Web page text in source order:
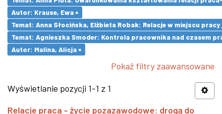
Autor: Krause, Ewa ×
Temat: Anna Słocińska, Elżbieta Robak: Relacje w miejscu
Temat: Agnieszka Smoder: Kontrola pracownika nad czasem
Autor: Malina, Alicja ×
Pokaż filtry zaawansowane
Wyświetlanie pozycji 1-1 z 1
Relacje praca - życie pozazawodowe: drogą do